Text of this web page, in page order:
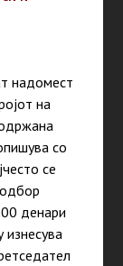
надомест
на
со
се
денари
изнесува